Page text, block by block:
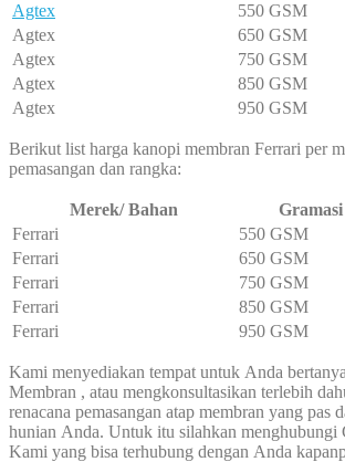
Agtex
550 GSM
Agtex
650 GSM
Agtex
750 GSM
Agtex
850 GSM
Agtex
950 GSM
Berikut list harga kanopi membran Ferrari per
pemasangan dan rangka:
Merek/ Bahan Gramasi
Ferrari
550 GSM
Ferrari
650 GSM
Ferrari
750 GSM
Ferrari
850 GSM
Ferrari
950 GSM
Kami menyediakan tempat untuk Anda
Membran , atau mengkonsultasikan terlebih
renacana pemasangan atap membran yang pas
hunian Anda. Untuk itu silahkan menghubungi
Kami yang bisa terhubung dengan Anda